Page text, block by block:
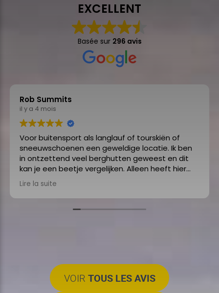
EXCELLENT
Basée sur 296 avis
Isabelle Van Calster
il y a 5 mois
Excellente terrasse ensoleillée et accueil extra.
VOIR TOUS LES AVIS